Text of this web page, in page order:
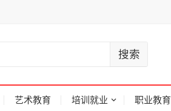
艺术教育 培训就业 职业教育